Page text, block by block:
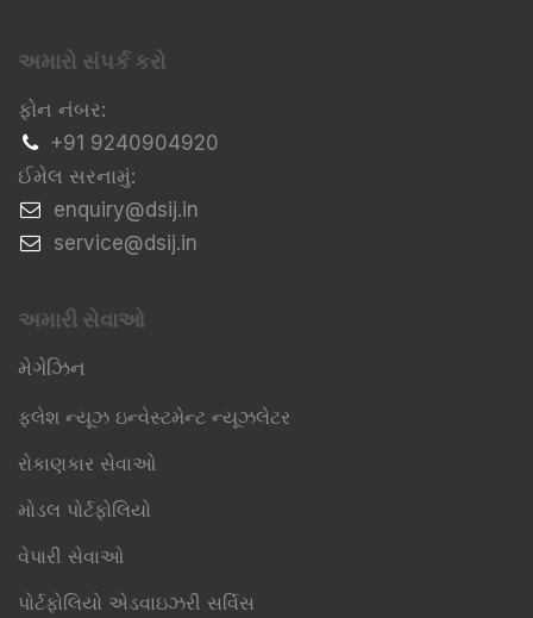
અમારો સંપર્ક કરો
ફોન નંબર:
+91 9240904920
ઈમેલ સરનામું:
​enquiry@dsij.in
​service@dsij.in
અમારી સેવાઓ
મેગેઝિન
ફ્લેશ ન્યૂઝ ઇન્વેસ્ટમેન્ટ ન્યૂઝલેટર
રોકાણકાર સેવાઓ
મોડલ પોર્ટફોલિયો
વેપારી સેવાઓ
પોર્ટફોલિયો એડવાઇઝરી સર્વિસ